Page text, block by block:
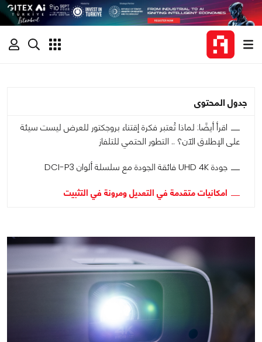
جدول المحتوى
اقرأ أيضًا: لماذا تُعتبر فكرة إقتناء بروجكتور للعرض ليست سيئة
على الإطلاق الآن؟ .. التطور الحتمي للتلفاز
جودة UHD 4K فائقة الجودة مع سلسلة ألوان DCI-P3
امكانيات متقدمة في التعديل ومرونة في التثبيت